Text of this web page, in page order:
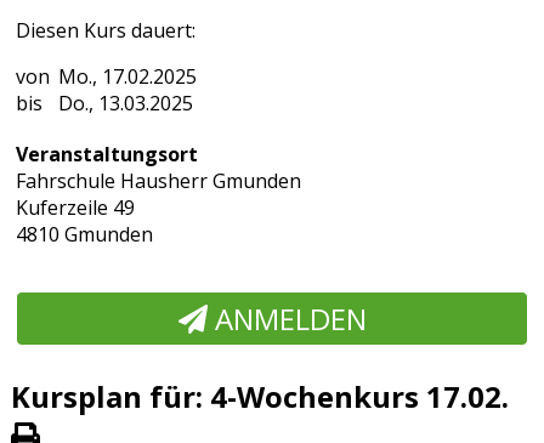
Diesen Kurs dauert:
Mo., 17.02.2025
Do., 13.03.2025
Veranstaltungsort
Fahrschule Hausherr Gmunden
Kuferzeile 49
4810 Gmunden
ANMELDEN
Kursplan für: 4-Wochenkurs 17.02.